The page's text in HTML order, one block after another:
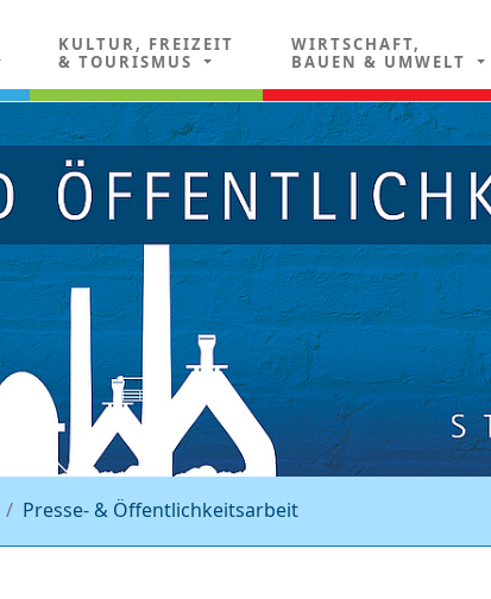
KULTUR, FREIZEIT
& TOURISMUS
WIRTSCHAFT,
BAUEN & UMWELT
Presse- & Öffentlichkeitsarbeit